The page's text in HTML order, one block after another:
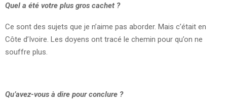
Quel a été votre plus gros cachet ?
Ce sont des sujets que je n’aime pas aborder. Mais c’était en
Côte d’Ivoire. Les doyens ont tracé le chemin pour qu’on ne
souffre plus.
Qu’avez-vous à dire pour conclure ?